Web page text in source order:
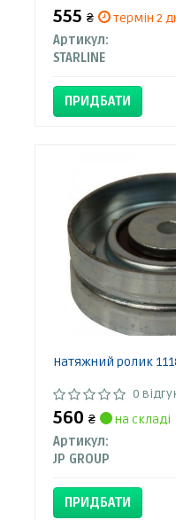
555 ₴
термін 2
Артикул:
STARLINE
ПРИДБАТИ
Натяжний ролик
0
560 ₴
на складі
Артикул:
JP GROUP
ПРИДБАТИ